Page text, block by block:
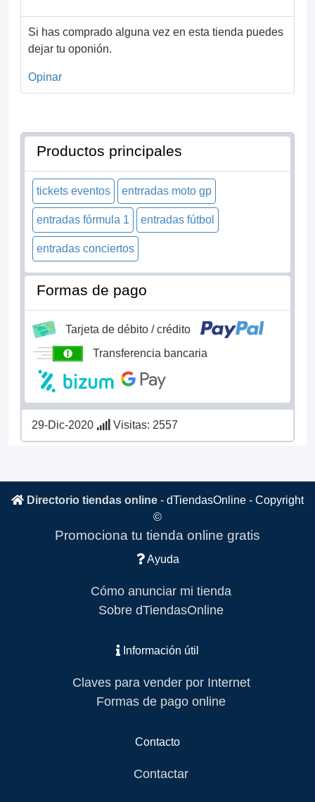
Si has comprado alguna vez en esta tienda puedes
dejar tu oponión.
Opinar
Productos principales
tickets eventos entrradas moto gp
entradas fórmula 1 entradas fútbol
entradas conciertos
Formas de pago
Tarjeta de débito / crédito
Transferencia bancaria
29-Dic-2020 Visitas: 2557
Directorio tiendas online - dTiendasOnline - Copyright
©
Promociona tu tienda online gratis
Ayuda
Cómo anunciar mi tienda
Sobre dTiendasOnline
Información útil
Claves para vender por Internet
Formas de pago online
Contacto
Contactar